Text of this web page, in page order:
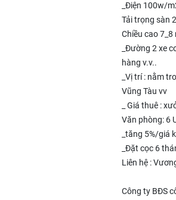
_Điện 100w/
Tải trọng sàn
Chiều cao 7_8
_Đường 2 xe
hàng v.v..
_Vị trí : nằm
Vũng Tàu vv
_ Giá thuê :
Văn phòng: 6
_tăng 5%/giá
_Đặt cọc 6
Liên hệ :
Công ty BĐS